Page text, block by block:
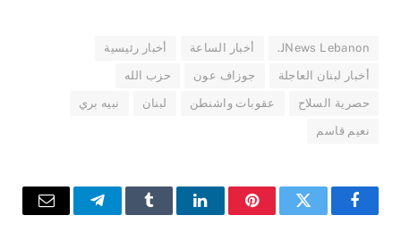
JNews Lebanon. أخبار الساعة أخبار رئيسية
أخبار لبنان العاجلة جوزاف عون حزب الله
حصرية السلاح عقوبات واشنطن لبنان نبيه بري
نعيم قاسم
فيسبوكتويتر بينتيريستلينكدإن Tumblr تيلقرام البريد